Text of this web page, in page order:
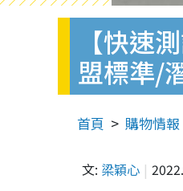
【快速
盟標準/
首頁 購物情報
文: 梁穎心